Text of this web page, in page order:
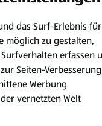
das Surf-Erlebnis für
möglich zu gestalten,
erfassen
Seiten-
Werbung
vernetzten Welt